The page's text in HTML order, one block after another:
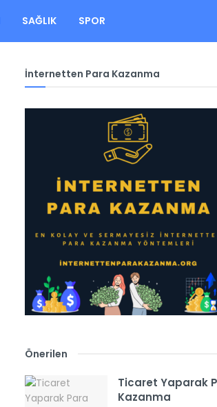
SAĞLIK SPOR
İnternetten Para Kazanma
Önerilen
Ticaret Yaparak
Kazanma